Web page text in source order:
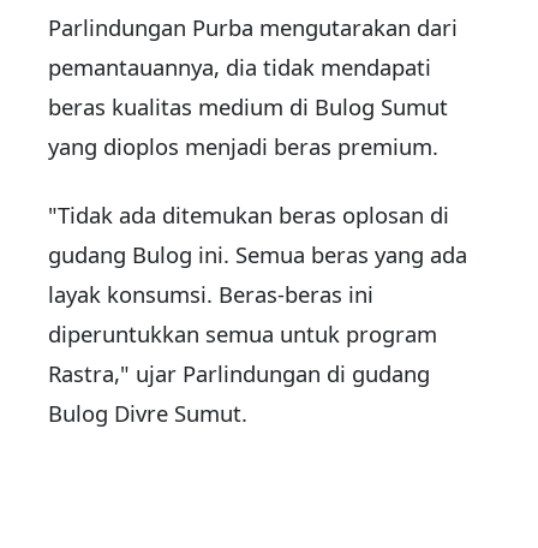
Parlindungan Purba mengutarakan dari
pemantauannya, dia tidak mendapati
beras kualitas medium di Bulog Sumut
yang dioplos menjadi beras premium.
"Tidak ada ditemukan beras oplosan di
gudang Bulog ini. Semua beras yang ada
layak konsumsi. Beras-beras ini
diperuntukkan semua untuk program
Rastra," ujar Parlindungan di gudang
Bulog Divre Sumut.